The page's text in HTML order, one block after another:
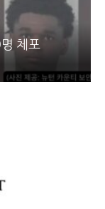
체포